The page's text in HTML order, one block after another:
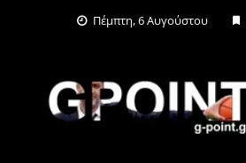
Πέμπτη, 6 Αυγούστου
G-